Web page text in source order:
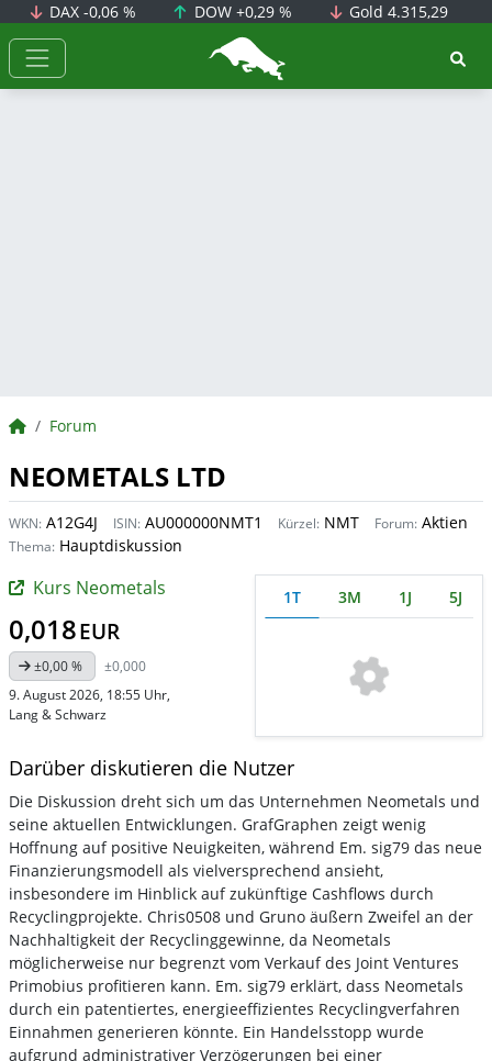
DAX-0,06 % DOW +0,29 % Gold4.315,29
BörsenNEWS.de
BörsenNEWS.de
Forum
NEOMETALS LTD
WKN: A12G4J ISIN: AU000000NMT1 Kürzel: NMT Forum: Aktien
Thema: Hauptdiskussion
Kurs Neometals
0,018EUR
±0,00 %
±0,000
9. August 2026, 18:55 Uhr,
Lang & Schwarz
1T 3M 1J 5J
Darüber diskutieren die Nutzer
Die Diskussion dreht sich um das Unternehmen Neometals und
seine aktuellen Entwicklungen. GrafGraphen zeigt wenig
Hoffnung auf positive Neuigkeiten, während Em. sig79 das neue
Finanzierungsmodell als vielversprechend ansieht,
insbesondere im Hinblick auf zukünftige Cashflows durch
Recyclingprojekte. Chris0508 und Gruno äußern Zweifel an der
Nachhaltigkeit der Recyclinggewinne, da Neometals
möglicherweise nur begrenzt vom Verkauf des Joint Ventures
Primobius profitieren kann. Em. sig79 erklärt, dass Neometals
durch ein patentiertes, energieeffizientes Recyclingverfahren
Einnahmen generieren könnte. Ein Handelsstopp wurde
aufgrund administrativer Verzögerungen bei einer